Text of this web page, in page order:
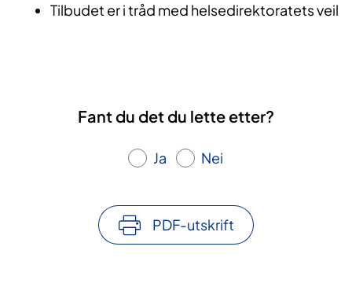
Tilbudet er i tråd med helsedirektoratets
Fant du det du lette etter?
Ja Nei
PDF-utskrift